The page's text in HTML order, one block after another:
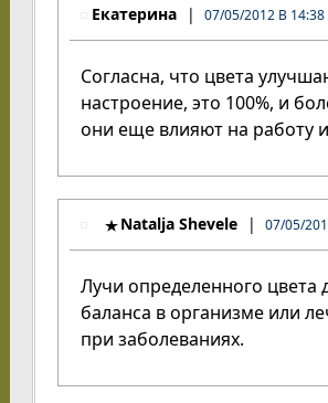
Екатерина 07/05/2012 В 14:38
Согласна, что цвета
настроение, это 100%, и
они еще влияют на работу
Natalja Shevele 07/05/
Лучи определенного цвета
баланса в организме или
при заболеваниях.